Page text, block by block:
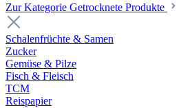
Zur Kategorie Getrocknete Produkte
Schalenfrüchte & Samen
Zucker
Gemüse & Pilze
Fisch & Fleisch
TCM
Reispapier